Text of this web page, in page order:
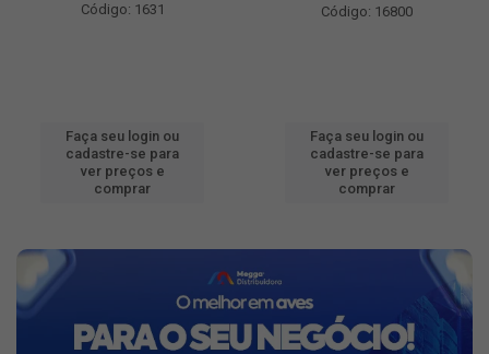
Código: 1631
Faça seu login ou
cadastre-se para
ver preços e
comprar
Código: 16800
Faça seu login ou
cadastre-se para
ver preços e
comprar